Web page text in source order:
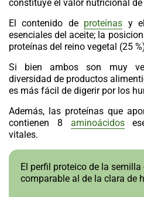
constituye el valor nutricional
El contenido de proteínas y
esenciales del aceite; la
proteínas del reino vegetal (25
Si bien ambos son muy
diversidad de productos
es más fácil de digerir por los
Además, las proteínas que
contienen 8 aminoácidos
vitales.
El perfil proteico de la
comparable al de la clara de